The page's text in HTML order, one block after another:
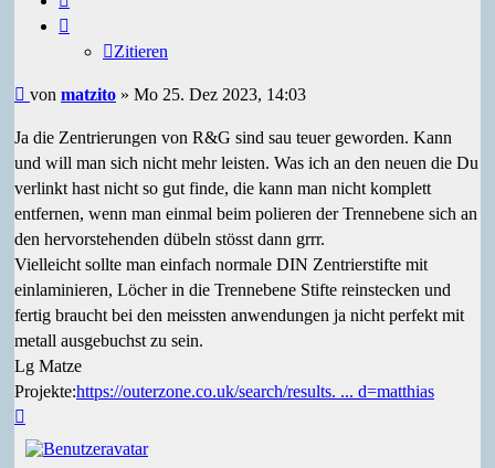
Zitieren
Beitrag
von matzito » Mo 25. Dez 2023, 14:03
Ja die Zentrierungen von R&G sind sau teuer geworden. Kann
und will man sich nicht mehr leisten. Was ich an den neuen die Du
verlinkt hast nicht so gut finde, die kann man nicht komplett
entfernen, wenn man einmal beim polieren der Trennebene sich an
den hervorstehenden dübeln stösst dann grrr.
Vielleicht sollte man einfach normale DIN Zentrierstifte mit
einlaminieren, Löcher in die Trennebene Stifte reinstecken und
fertig braucht bei den meissten anwendungen ja nicht perfekt mit
metall ausgebuchst zu sein.
Lg Matze
Projekte:https://outerzone.co.uk/search/results. ... d=matthias